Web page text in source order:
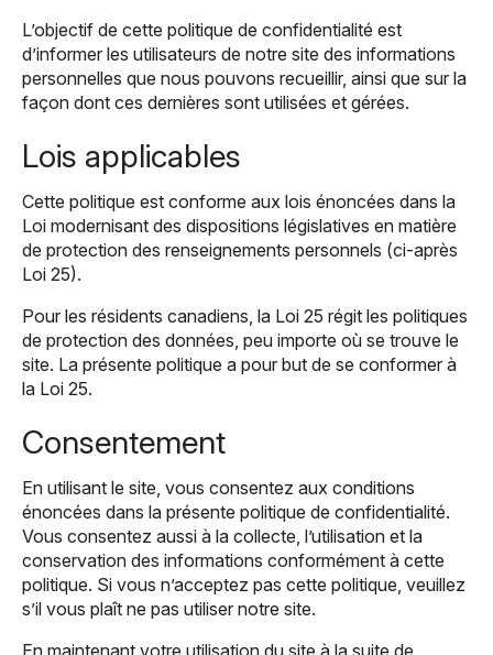
L’objectif de cette politique de confidentialité est
d’informer les utilisateurs de notre site des informations
personnelles que nous pouvons recueillir, ainsi que sur la
façon dont ces dernières sont utilisées et gérées.
Lois applicables
Cette politique est conforme aux lois énoncées dans la
Loi modernisant des dispositions législatives en matière
de protection des renseignements personnels (ci-après
Loi 25).
Pour les résidents canadiens, la Loi 25 régit les politiques
de protection des données, peu importe où se trouve le
site. La présente politique a pour but de se conformer à
la Loi 25.
Consentement
En utilisant le site, vous consentez aux conditions
énoncées dans la présente politique de confidentialité.
Vous consentez aussi à la collecte, l’utilisation et la
conservation des informations conformément à cette
politique. Si vous n’acceptez pas cette politique, veuillez
s’il vous plaît ne pas utiliser notre site.
En maintenant votre utilisation du site à la suite de